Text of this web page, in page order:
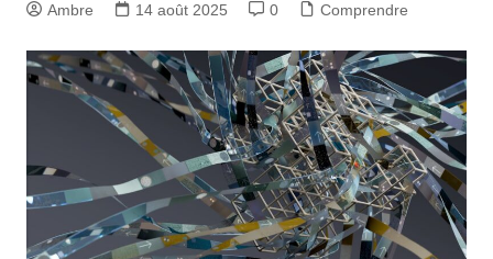
Ambre 14 août 2025 0 Comprendre